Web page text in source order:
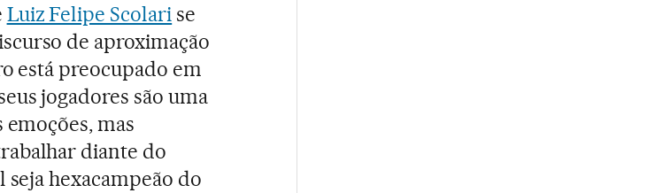
Luiz Felipe Scolari se
de aproximação
está preocupado em
jogadores são uma
emoções, mas
diante do
hexacampeão do